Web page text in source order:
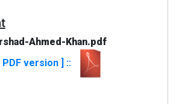
Ahmed-Khan.pdf
version ] ::